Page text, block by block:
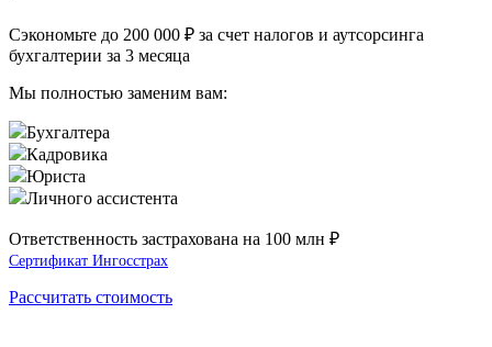
Сэкономьте до 200 000 ₽ за счет налогов и аутсорсинга
бухгалтерии за 3 месяца
Мы полностью заменим вам:
Бухгалтера
Кадровика
Юриста
Личного ассистента
Ответственность застрахована на 100 млн ₽
Сертификат Ингосстрах
Рассчитать стоимость